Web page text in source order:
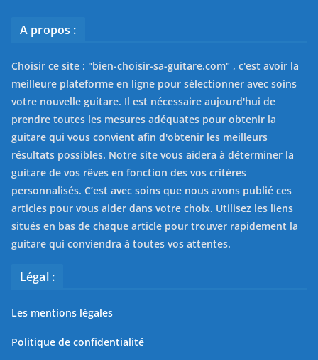
A propos :
Choisir ce site : "bien-choisir-sa-guitare.com" , c'est avoir la
meilleure plateforme en ligne pour sélectionner avec soins
votre nouvelle guitare. Il est nécessaire aujourd'hui de
prendre toutes les mesures adéquates pour obtenir la
guitare qui vous convient afin d'obtenir les meilleurs
résultats possibles. Notre site vous aidera à déterminer la
guitare de vos rêves en fonction des vos critères
personnalisés. C’est avec soins que nous avons publié ces
articles pour vous aider dans votre choix. Utilisez les liens
situés en bas de chaque article pour trouver rapidement la
guitare qui conviendra à toutes vos attentes.
Légal :
Les mentions légales
Politique de confidentialité